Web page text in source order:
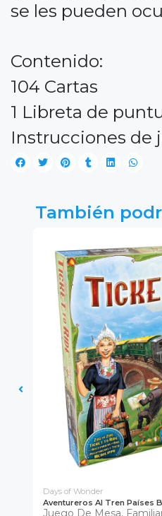
se les pueden
Contenido:
104 Cartas
1 Libreta de
Instrucciones de
También
Days of Wonder
Aventureros Al Tren Países
Juego De Mesa,